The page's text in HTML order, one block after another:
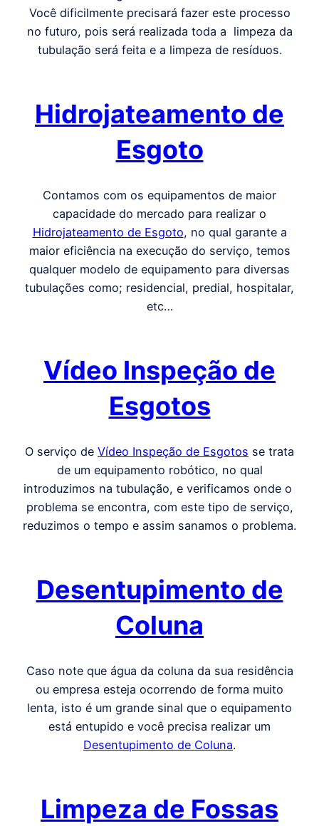
Você dificilmente precisará fazer este processo
no futuro, pois será realizada toda a limpeza da
tubulação será feita e a limpeza de resíduos.
Hidrojateamento de
Esgoto
Contamos com os equipamentos de maior
capacidade do mercado para realizar o
Hidrojateamento de Esgoto, no qual garante a
maior eficiência na execução do serviço, temos
qualquer modelo de equipamento para diversas
tubulações como; residencial, predial, hospitalar,
etc…
Vídeo Inspeção de
Esgotos
O serviço de Vídeo Inspeção de Esgotos se trata
de um equipamento robótico, no qual
introduzimos na tubulação, e verificamos onde o
problema se encontra, com este tipo de serviço,
reduzimos o tempo e assim sanamos o problema.
Desentupimento de
Coluna
Caso note que água da coluna da sua residência
ou empresa esteja ocorrendo de forma muito
lenta, isto é um grande sinal que o equipamento
está entupido e você precisa realizar um
Desentupimento de Coluna.
Limpeza de Fossas